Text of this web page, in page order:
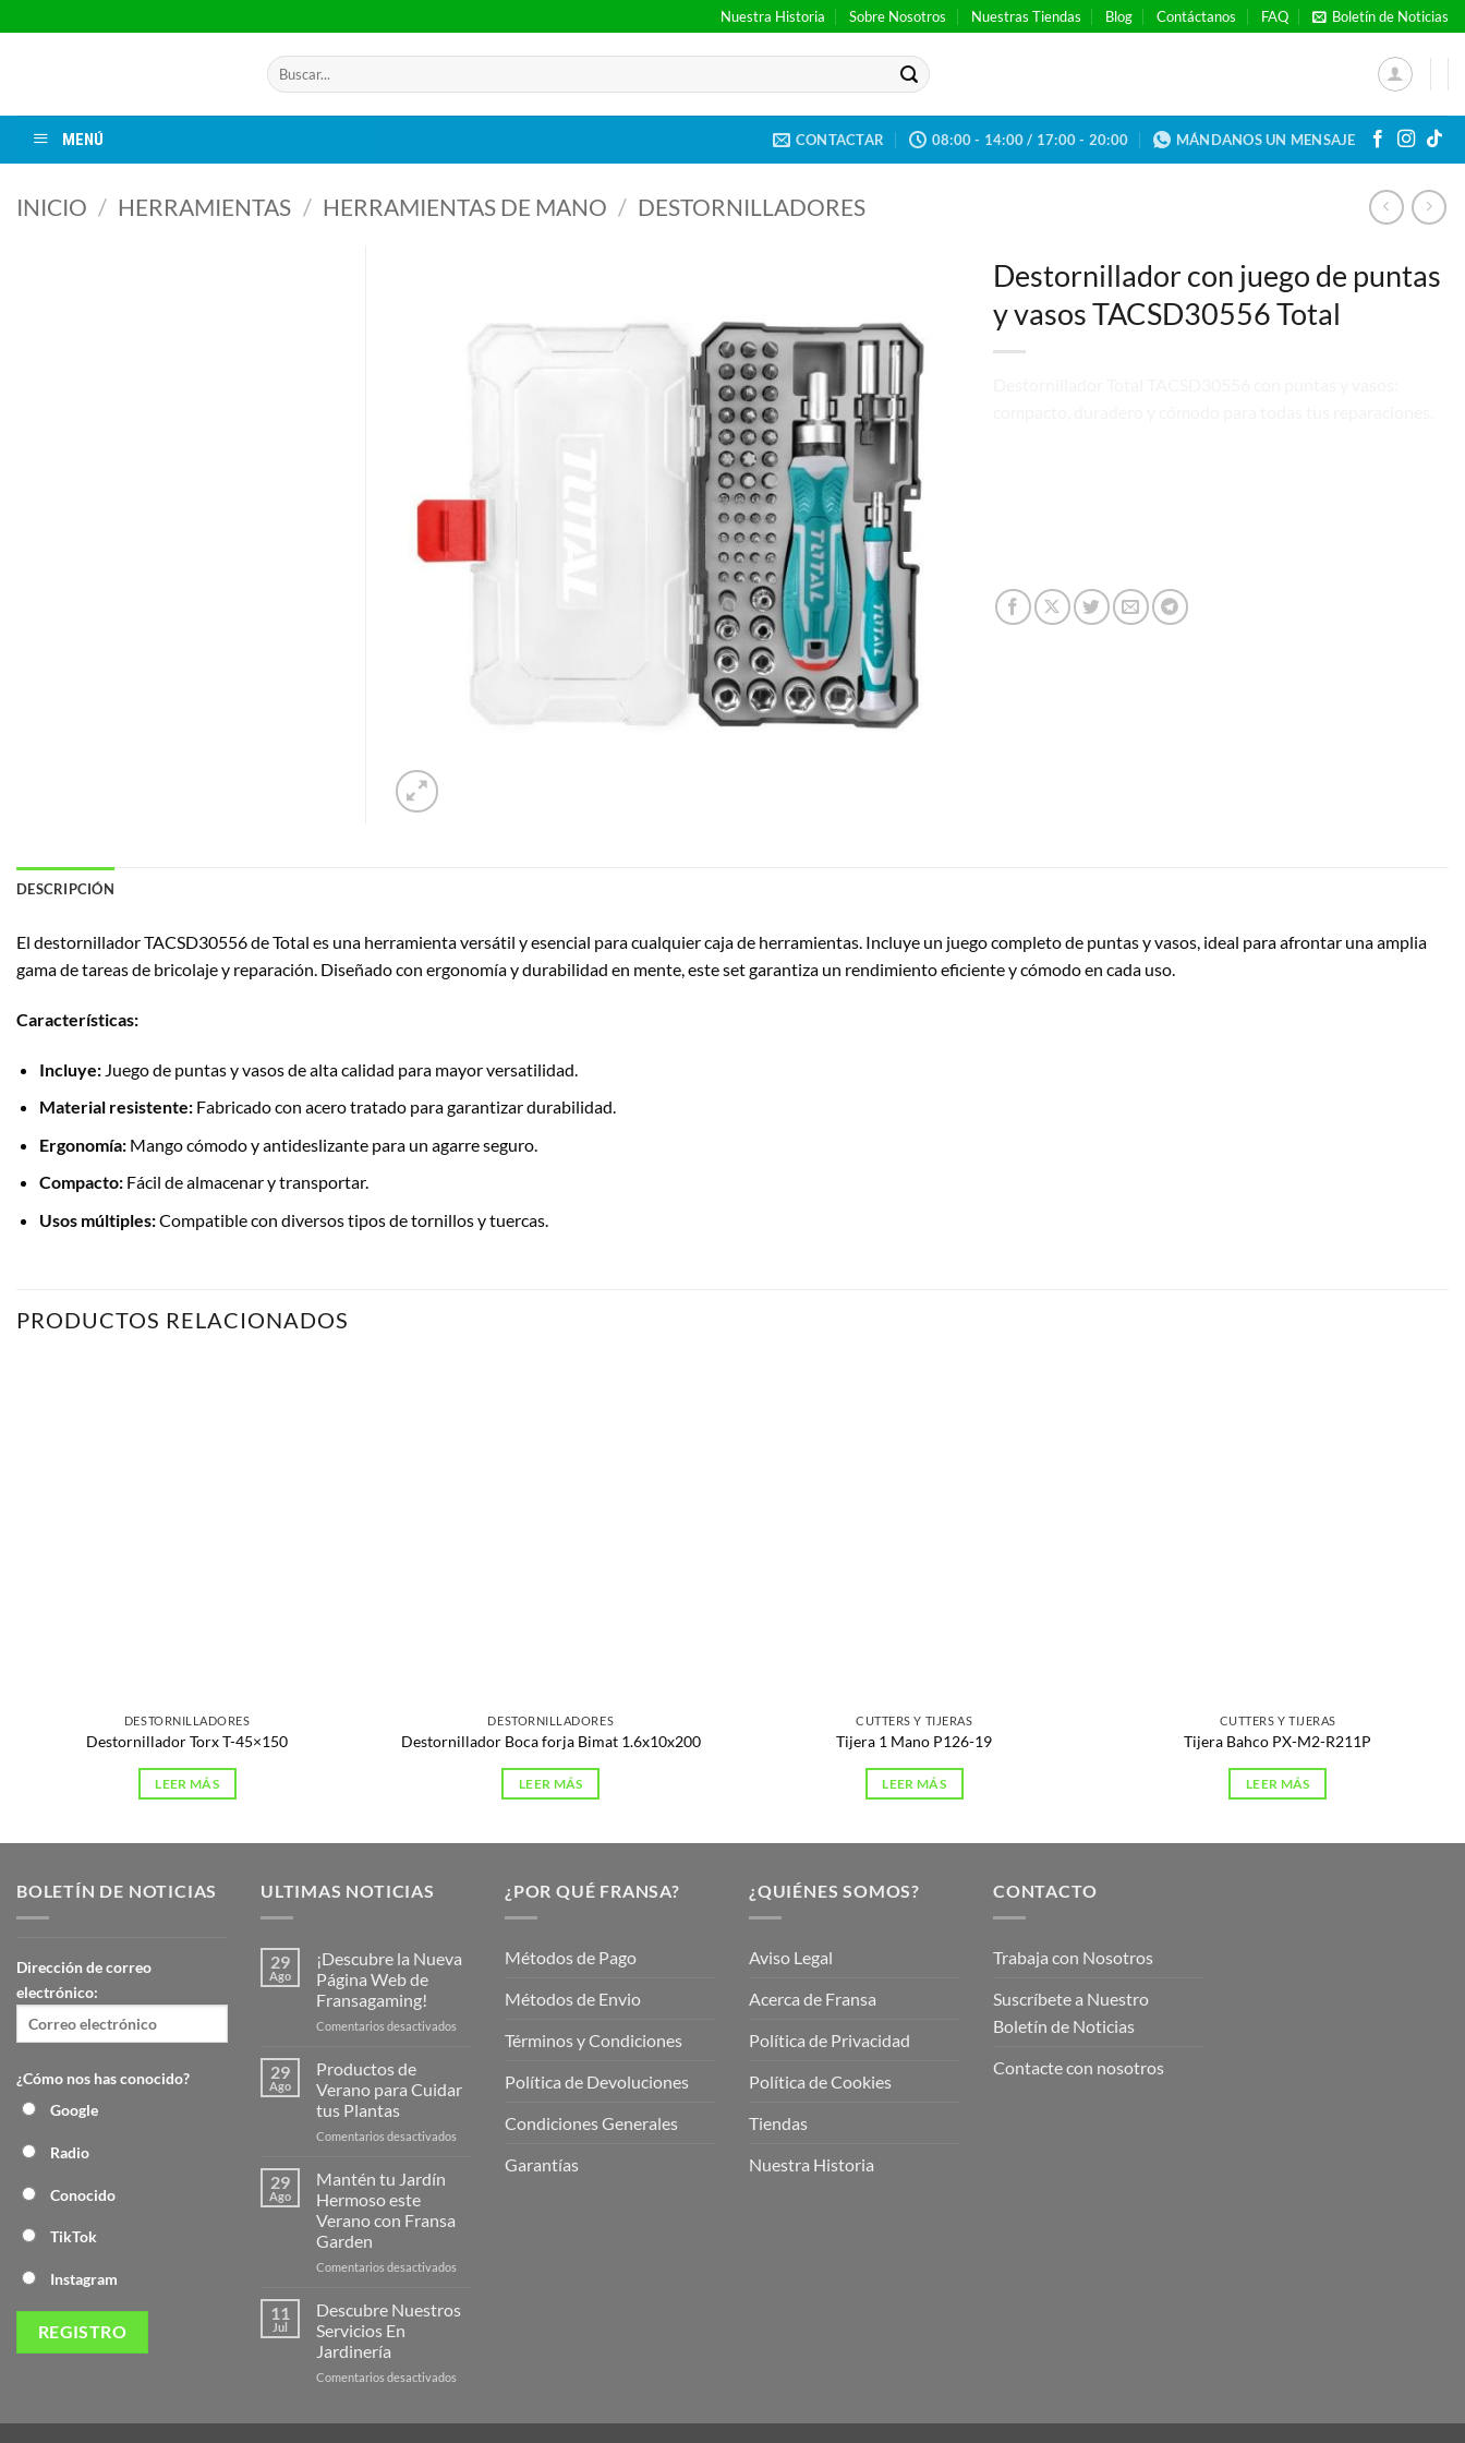
al
Nuestra Historia Sobre Nosotros Nuestras Tiendas Blog Contáctanos FAQ Boletín de Noticias
Buscar
por:
MENÚ CONTACTAR 08:00 - 14:00 / 17:00 - 20:00 MÁNDANOS UN MENSAJE
INICIO / HERRAMIENTAS / HERRAMIENTAS DE MANO / DESTORNILLADORES
Destornillador con juego de puntas
y vasos TACSD30556 Total
DESCRIPCIÓN
El destornillador TACSD30556 de Total es una herramienta versátil y esencial para cualquier caja de herramientas. Incluye un juego completo de puntas y vasos, ideal para afrontar una amplia
gama de tareas de bricolaje y reparación. Diseñado con ergonomía y durabilidad en mente, este set garantiza un rendimiento eficiente y cómodo en cada uso.
Características:
Incluye:Juego de puntas y vasos de alta calidad para mayor versatilidad.
Material resistente:Fabricado con acero tratado para garantizar durabilidad.
Ergonomía:Mango cómodo y antideslizante para un agarre seguro.
Compacto:Fácil de almacenar y transportar.
Usos múltiples:Compatible con diversos tipos de tornillos y tuercas.
PRODUCTOS RELACIONADOS
DESTORNILLADORES
Destornillador Torx T-45×150
LEER MÁS
DESTORNILLADORES
Destornillador Boca forja Bimat 1.6x10x200
LEER MÁS
CUTTERS Y TIJERAS
Tijera 1 Mano P126-19
LEER MÁS
CUTTERS Y TIJERAS
Tijera Bahco PX-M2-R211P
LEER MÁS
BOLETÍN DE NOTICIAS
Dirección de correo
electrónico:
¿Cómo nos has conocido?
Google
Radio
Conocido
TikTok
Instagram
ULTIMAS NOTICIAS
29
Ago
¡Descubre la Nueva
Página Web de
Fransagaming!
Comentarios desactivados
Página
29
Ago
Productos de
Verano para Cuidar
tus Plantas
Comentarios desactivados
29
Ago
Mantén tu Jardín
Hermoso este
Verano con Fransa
Garden
Comentarios desactivados
Jardín
11
Jul
Descubre Nuestros
Servicios En
Jardinería
Comentarios desactivados
¿POR QUÉ FRANSA?
Métodos de Pago
Métodos de Envio
Términos y Condiciones
Política de Devoluciones
Condiciones Generales
Garantías
¿QUIÉNES SOMOS?
Aviso Legal
Acerca de Fransa
Política de Privacidad
Política de Cookies
Tiendas
Nuestra Historia
CONTACTO
Trabaja con Nosotros
Suscríbete a Nuestro
Boletín de Noticias
Contacte con nosotros